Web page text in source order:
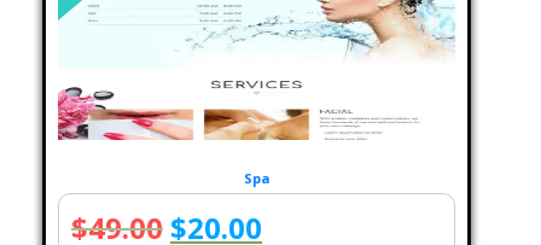
Spa
$49.00 Prețul
$20.00